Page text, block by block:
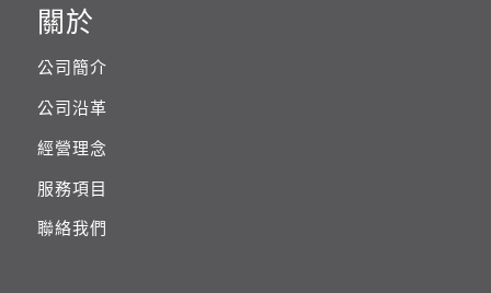
關於
公司簡介
公司沿革
經營理念
服務項目
聯絡我們